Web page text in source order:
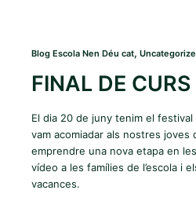
Blog Escola Nen Déu cat,
FINAL DE
El dia 20 de juny tenim el
vam acomiadar als nostres joves
emprendre una nova etapa en
vídeo a les famílies de l’escola i
vacances.